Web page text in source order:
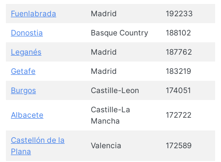
Fuenlabrada Madrid 192233
Donostia Basque Country 188102
Leganés Madrid 187762
Getafe Madrid 183219
Burgos Castille-Leon 174051
Albacete
Castille-La
Mancha
172722
Castellón de la
Plana
Valencia 172589